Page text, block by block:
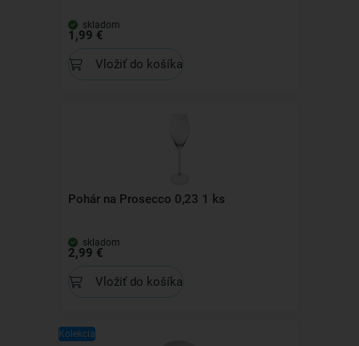
skladom
1,99 €
Vložiť do košíka
Pohár na Prosecco 0,23 1 ks
skladom
2,99 €
Vložiť do košíka
Kolekcia